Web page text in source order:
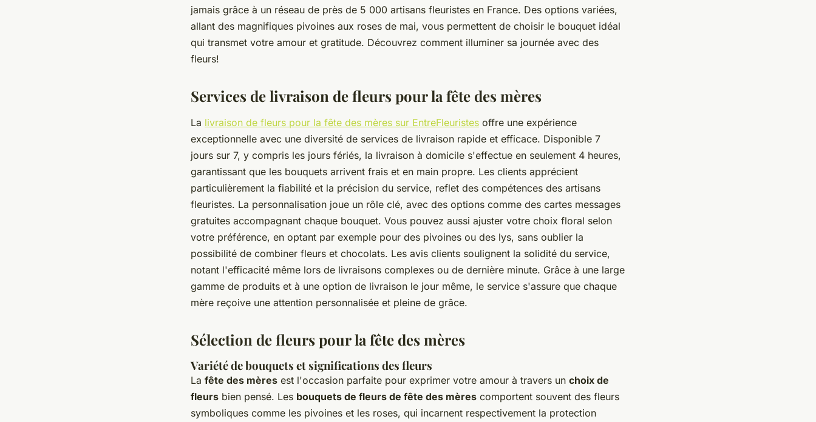
jamais grâce à un réseau de près de 5 000 artisans fleuristes en France. Des options variées,
allant des magnifiques pivoines aux roses de mai, vous permettent de choisir le bouquet idéal
qui transmet votre amour et gratitude. Découvrez comment illuminer sa journée avec des
fleurs!
Services de livraison de fleurs pour la fête des mères
La livraison de fleurs pour la fête des mères sur EntreFleuristes offre une expérience
exceptionnelle avec une diversité de services de livraison rapide et efficace. Disponible 7
jours sur 7, y compris les jours fériés, la livraison à domicile s'effectue en seulement 4 heures,
garantissant que les bouquets arrivent frais et en main propre. Les clients apprécient
particulièrement la fiabilité et la précision du service, reflet des compétences des artisans
fleuristes. La personnalisation joue un rôle clé, avec des options comme des cartes messages
gratuites accompagnant chaque bouquet. Vous pouvez aussi ajuster votre choix floral selon
votre préférence, en optant par exemple pour des pivoines ou des lys, sans oublier la
possibilité de combiner fleurs et chocolats. Les avis clients soulignent la solidité du service,
notant l'efficacité même lors de livraisons complexes ou de dernière minute. Grâce à une large
gamme de produits et à une option de livraison le jour même, le service s'assure que chaque
mère reçoive une attention personnalisée et pleine de grâce.
Sélection de fleurs pour la fête des mères
Variété de bouquets et significations des fleurs
La fête des mères est l'occasion parfaite pour exprimer votre amour à travers un choix de
fleurs bien pensé. Les bouquets de fleurs de fête des mères comportent souvent des fleurs
symboliques comme les pivoines et les roses, qui incarnent respectivement la protection